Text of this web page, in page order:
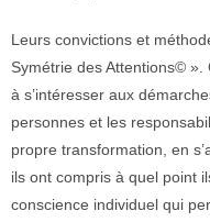
Leurs convictions et
Symétrie des Attentions©
à s’intéresser aux
personnes et les
propre transformation, en
ils ont compris à quel point
conscience individuel qui